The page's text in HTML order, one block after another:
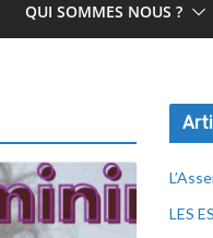
QUI SOMMES NOUS ?
LES